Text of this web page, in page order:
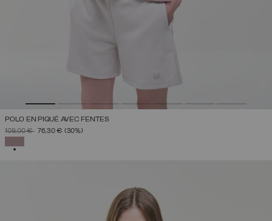
POLO EN PIQUÉ AVEC FENTES
PRIX RÉDUIT DE
109,00 €À76,30 € (30%)